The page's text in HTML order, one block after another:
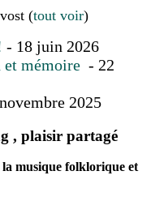
(tout voir)
- 18 juin 2026
et mémoire - 22
2025
, plaisir partagé
musique folklorique et